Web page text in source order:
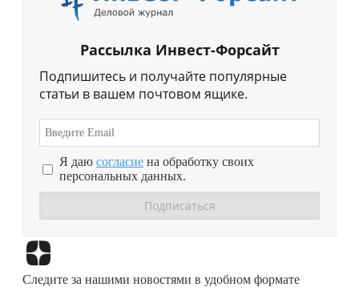
Рассылка Инвест-Форсайт
Подпишитесь и получайте популярные
статьи в вашем почтовом ящике.
Я даю согласие на обработку своих
персональных данных.
Следите за нашими новостями в удобном формате